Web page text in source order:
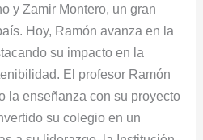
y Zamir Montero, un gran
Hoy, Ramón avanza en la
su impacto en la
El profesor Ramón
la enseñanza con su proyecto
su colegio en un